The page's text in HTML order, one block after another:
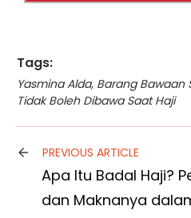
Tags:
Yasmina Alda, Barang Bawaan
Tidak Boleh Dibawa Saat Haji
PREVIOUS ARTICLE
Apa Itu Badal Haji?
dan Maknanya